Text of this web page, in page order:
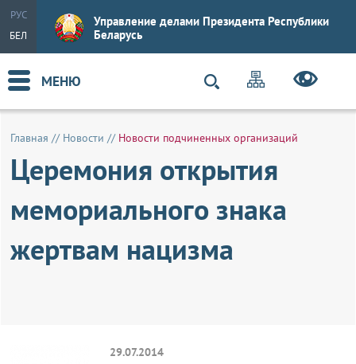
РУС
БЕЛ
Управление делами Президента Республики
Беларусь
МЕНЮ
Главная // Новости // Новости подчиненных организаций
Церемония открытия
мемориального знака
жертвам нацизма
29.07.2014